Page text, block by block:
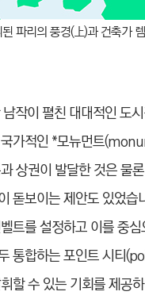
파리의 풍경(上)과 건축가
작이 펼친 대대적인 도
가적인 *모뉴먼트
상권이 발달한 것은 물
돋보이는 제안도 있었습
벨트를 설정하고 이를 중
통합하는 포인트 시티
할 수 있는 기회를 제공